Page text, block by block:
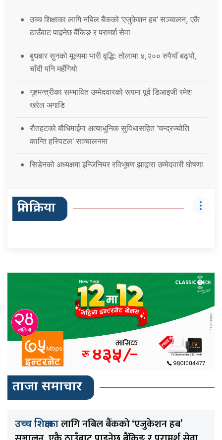
उच्च शिक्षाका लागि नबिल बैंकको ‘एजुकेशन हब’ सञ्चालन, एकै
ठाउँबाट पाइनेछ बैंकिङ र परामर्श सेवा
बुधबार सुनको मूल्यमा भारी वृद्धि: तोलामा ४,२०० रुपैयाँ बढ्यो,
चाँदी पनि महँगियो
गृहमन्त्रीका सम्भावित उम्मेदवारको रूपमा पूर्व डिआइजी रमेश
खरेल अगाडि
रौतहटको बौधिमाईमा अत्याधुनिक सुविधासहित ‘चन्द्रज्योति
कान्ति हस्पिटल’ सञ्चालनमा
सिडेनको अध्यक्षमा इन्जिनियर रविभूषण झाद्वारा उम्मेदवारी घोषणा
प्रतिक्रिया
ताजा समाचार
उच्च शिक्षाकालागि नबिल बैंकको ‘एजुकेशन हब’